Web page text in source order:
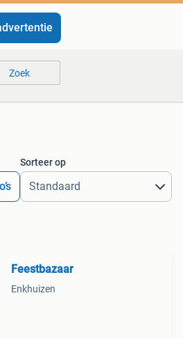
Zoek
Sorteer op
Feestbazaar
Enkhuizen